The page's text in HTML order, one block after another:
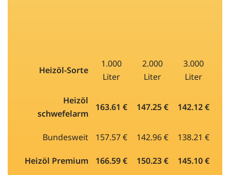
Heizöl-Sorte
1.000
Liter
2.000
Liter
3.000
Liter
Heizöl
schwefelarm
163.61 € 147.25 € 142.12 €
Bundesweit 157.57 € 142.96 € 138.21 €
Heizöl Premium 166.59 € 150.23 € 145.10 €